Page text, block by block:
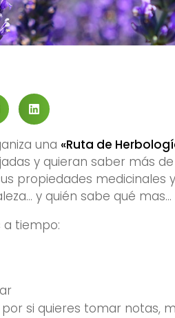
una «Ruta de
y quieran saber más de
propiedades medicinales
y quién sabe qué mas…
tiempo:
si quieres tomar notas,